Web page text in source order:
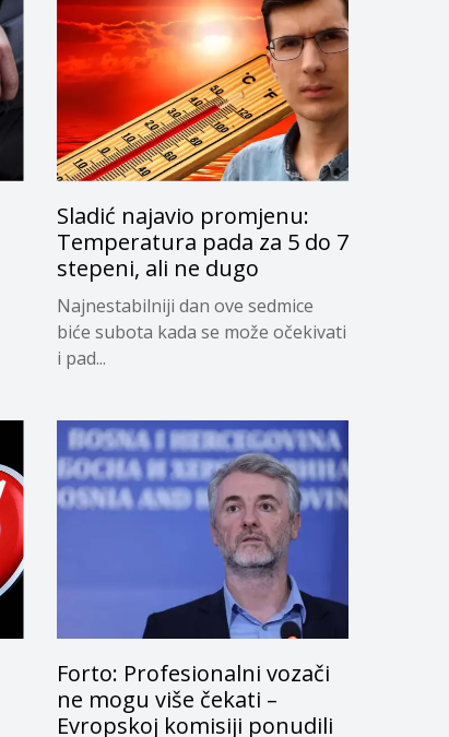
Sladić najavio promjenu:
Temperatura pada za 5 do 7
stepeni, ali ne dugo
Najnestabilniji dan ove sedmice
biće subota kada se može očekivati
i pad...
Forto: Profesionalni vozači
ne mogu više čekati –
Evropskoj komisiji ponudili